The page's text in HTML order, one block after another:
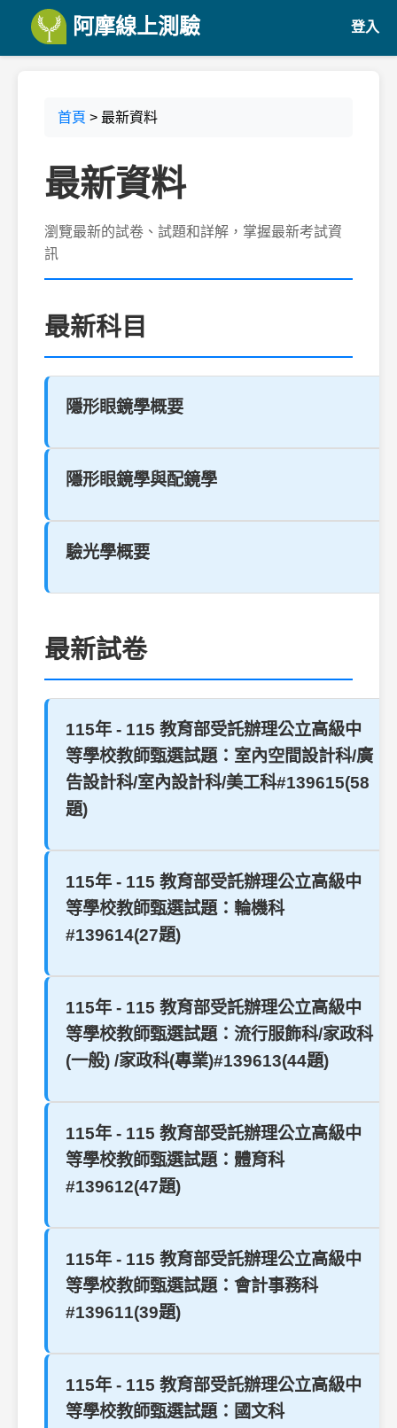
阿摩線上測驗 登入
首頁 > 最新資料
最新資料
瀏覽最新的試卷、試題和詳解，掌握最新考試資
訊
最新科目
隱形眼鏡學概要
隱形眼鏡學與配鏡學
驗光學概要
最新試卷
115年 - 115 教育部受託辦理公立高級中
等學校教師甄選試題：室內空間設計科/廣
告設計科/室內設計科/美工科#139615(58
題)
115年 - 115 教育部受託辦理公立高級中
等學校教師甄選試題：輪機科
#139614(27題)
115年 - 115 教育部受託辦理公立高級中
等學校教師甄選試題：流行服飾科/家政科
(一般) /家政科(專業)#139613(44題)
115年 - 115 教育部受託辦理公立高級中
等學校教師甄選試題：體育科
#139612(47題)
115年 - 115 教育部受託辦理公立高級中
等學校教師甄選試題：會計事務科
#139611(39題)
115年 - 115 教育部受託辦理公立高級中
等學校教師甄選試題：國文科